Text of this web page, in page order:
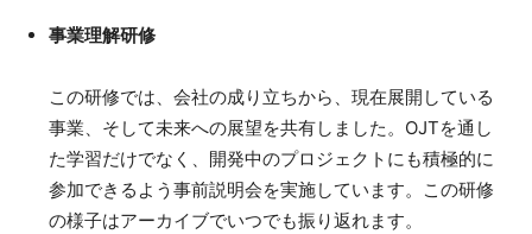
事業理解研修
この研修では、会社の成り立ちから、現在展開している
事業、そして未来への展望を共有しました。OJTを通し
た学習だけでなく、開発中のプロジェクトにも積極的に
参加できるよう事前説明会を実施しています。この研修
の様子はアーカイブでいつでも振り返れます。